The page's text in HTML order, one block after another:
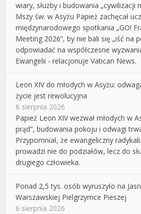
wiary, służby i budowania „cywilizacji
Mszy św. w Asyżu Papież zachęcał
międzynarodowego spotkania „GO!
Meeting 2026”, by nie bali się „iść na
odpowiadać na współczesne
Ewangelii - relacjonuje Vatican News.
Leon XIV do młodych w Asyżu:
życie jest rewolucyjna
6 sierpnia 2026
Papież Leon XIV wezwał młodych w
prąd”, budowania pokoju i odwagi
Przypomniał, że ewangeliczny
prowadzi nie do podziałów, lecz do
drugiego człowieka.
Ponad 2,5 tys. osób wyruszyło na
Warszawskiej Pielgrzymce Pieszej
6 sierpnia 2026